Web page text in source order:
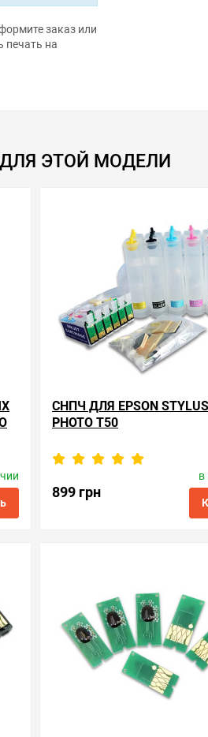
печать на
ЭТОЙ МОДЕЛИ
СНПЧ ДЛЯ EPSON STYLUS
PHOTO T50
899 грн
Производитель:
se.t0811